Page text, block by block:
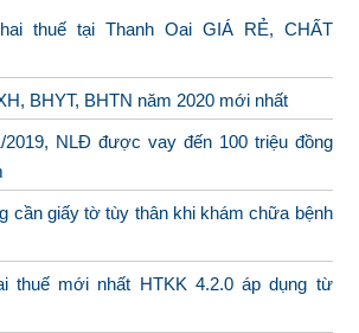
thuế tại Thanh Oai GIÁ RẺ, CHẤT
BHYT, BHTN năm 2020 mới nhất
2019, NLĐ được vay đến 100 triệu đồng
cần giấy tờ tùy thân khi khám chữa bệnh
thuế mới nhất HTKK 4.2.0 áp dụng từ